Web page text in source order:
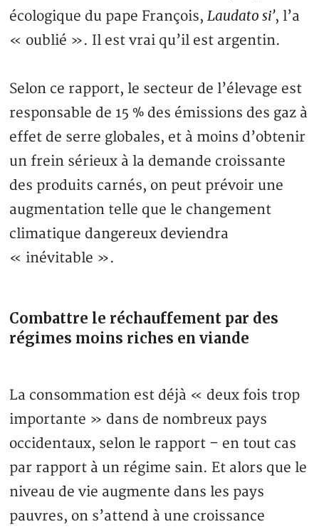
écologique du pape François,Laudato si’, l’a
« oublié ». Il est vrai qu’il est argentin.
Selon ce rapport, le secteur de l’élevage est
responsable de 15 % des émissions des gaz à
effet de serre globales, et à moins d’obtenir
un frein sérieux à la demande croissante
des produits carnés, on peut prévoir une
augmentation telle que le changement
climatique dangereux deviendra
« inévitable ».
Combattre le réchauffement par des
régimes moins riches en viande
La consommation est déjà « deux fois trop
importante » dans de nombreux pays
occidentaux, selon le rapport – en tout cas
par rapport à un régime sain. Et alors que le
niveau de vie augmente dans les pays
pauvres, on s’attend à une croissance